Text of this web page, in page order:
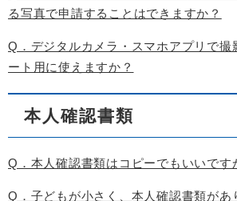
る写真で申請することはできますか？
Q．デジタルカメラ・スマホアプリで撮
ート用に使えますか？
本人確認書類
Q．本人確認書類はコピーでもいいです
Q．子どもが小さく、本人確認書類があ